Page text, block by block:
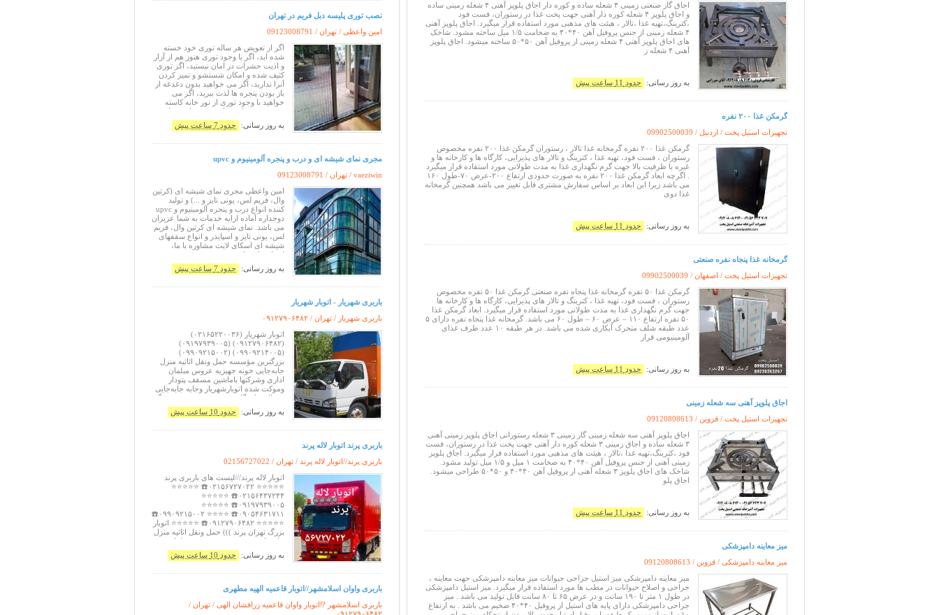
اجاق گاز صنعتی زمینی ۴ شعله ساده و کوره دار اجاق پلوپز آهنی ۴ شعله زمینی ساده
و اجاق پلوپز ۴ شعله کوره دار آهنی جهت پخت غذا در رستوران، فست فود
،کترینگ،تهیه غذا ،تالار ، هیئت های مذهبی مورد استفاده قرار میگیرد. اجاق پلوپز آهنی
۴ شعله زمینی از جنس پروفیل آهن ۴۰*۴۰ به ضخامت ۱/۵ میل ساخته مشود. شاخک
های اجاق پلوپز آهنی ۴ شعله زمینی از پروفیل آهن ۵۰*۵۰ ساخته میشود. اجاق پلوپز
آهنی ۴ شعله ز
به روز رسانی: حدود 11 ساعت پیش
گرمکن غذا ۲۰۰ نفره
تجهیزات استیل پخت / اردبیل / 09902500039
گرمکن غذا ۲۰۰ نفره گرمخانه غذا تالار ، رستوران گرمکن غذا ۲۰۰ نفره مخصوص
رستوران ، فست فود، تهیه غذا ، کترینگ و تالار های پذیرایی، کارگاه ها و کارخانه ها و
غیره با ظرفیت بالا جهت گرم نگهداری غذا به مدت طولانی مورد استفاده قرار میگیرد
. اگرچه ابعاد گرمکن غذا ۲۰۰ نفره به صورت حدودی ارتفاع ۲۰۰-عرض ۷۰-طول ۱۶۰
می باشد زیرا این ابعاد بر اساس سفارش مشتری قابل تغییر می باشد همچنین گرمخانه
غذا دوی
به روز رسانی: حدود 11 ساعت پیش
گرمخانه غذا پنجاه نفره صنعتی
تجهیزات استیل پخت / اصفهان / 09902500039
گرمکن غذا ۵۰ نفره گرمخانه غذا پنجاه نفره صنعتی گرمکن غذا ۵۰ نفره مخصوص
رستوران ، فست فود، تهیه غذا ، کترینگ و تالار های پذیرایی، کارگاه ها و کارخانه ها
جهت گرم نگهداری غذا به مدت طولانی مورد استفاده قرار میگیرد. ابعاد گرمکن غذا
۵۰ نفره ارتفاع ۱۱۰ – عرض ۶۰ – طول ۶۰ می باشد. گرمخانه غذا پنجاه نفره دارای ۵
عدد طبقه شلف متحرک آبکاری شده می باشد. در هر طبقه ۱۰ عدد ظرف غذای
آلومینیومی قرار
به روز رسانی: حدود 11 ساعت پیش
اجاق پلوپز آهنی سه شعله زمینی
تجهیزات استیل پخت / قزوین / 09120808613
اجاق پلوپز آهنی سه شعله زمینی گاز زمینی ۳ شعله رستورانی اجاق پلوپز زمینی آهنی
۳ شعله ساده و اجاق زمینی ۳ شعله کوره دار آهنی جهت پخت غذا در رستوران، فست
فود ،کترینگ،تهیه غذا ،تالار ، هیئت های مذهبی مورد استفاده قرار میگیرد. اجاق پلوپز
زمینی آهنی از جنس پروفیل آهن ۴۰*۴۰ به ضخامت ۱ میل و ۱/۵ میل تولید مشود.
شاخک های اجاق پلوپز ۳ شعله آهنی از پروفیل آهن ۴۰*۴۰ و ۵۰*۵۰ طراحی میشود.
اجاق پلو
به روز رسانی: حدود 11 ساعت پیش
میز معاینه دامپزشکی
میز معاینه دامپزشکی / قزوین / 09120808613
میز معاینه دامپزشکی میز استیل جراحی حیوانات میز معاینه دامپزشکی جهت معاینه ،
جراحی و اصلاح حیوانات در مطب ها مورد استفاده قرار میگیرد. میز استیل دامپزشکی
در طول ۱ متر تا ۱۹۰ سانت و در عرض ۶۵ تا ۸۰ سانت قابل تولید می باشد . میز
جراحی دامپزشکی دارای پایه های استیل از پروفیل ۴۰*۴۰ ضخیم می باشد . به ارتفاع
نصب توری پلیسه دبل فریم در تهران
امین واعظی / تهران / 09123008791
اگر از تعویض هر ساله توری خود خسته
شده اید، اگر با وجود توری هنوز هم از آزار
و اذیت حشرات در امان نیستید، اگر توری
کثیف شده و امکان شستشو و تمیز کردن
آنرا ندارید، اگر می خواهید بدون دغدغه از
باز بودن پنجره ها لذت ببرید، اگر می
خواهید با وجود توری از نور خانه کاسته
نشود و به زیبایی نما و پنجره های شما
آسیبی نرسد: ما به شما توری پلیسه دبل
فریم با تنوع رنگی بالا را پیشنهاد می کنیم
به روز رسانی: حدود 7 ساعت پیش
مجری نمای شیشه ای و درب و پنجره آلومینیوم و upvc
vaeziwin / تهران /
09123008791
امین واعظی مجری نمای شیشه ای (کرتین
وال، فریم لس، یونی تایز و ...) و تولید
کننده انواع درب و پنجره آلومینیوم و upvc
دوجداره آماده ارایه خدمات به شما عزیزان
می باشد. نمای شیشه ای کرتین وال، فریم
لس، یونی تایز و اسپایدر و انواع سقفهای
شیشه ای اسکای لایت مشاوره با ما،
انتخاب با شما
به روز رسانی:
حدود 7 ساعت پیش
باربری شهریار - اتوبار شهریار
باربری شهریار / تهران / ۰۹۱۲۷۹۰۶۴۸۲
اتوبار شهریار (۰۲۱۶۵۲۲۰۰۳۶)
(۰۹۱۲۷۹۰۶۴۸۲) (۰۹۱۹۷۹۳۹۰۰۵)
(۰۹۹۰۹۲۱۴۰۰۵) (۰۹۹۰۹۲۱۵۰۰۲)
بزرگترین مؤسسه حمل ونقل اثاثیه منزل
جابه‌جایی خونه جهیزیه عروس مبلمان
اداری وشرکتها باماشین مسقف پتودار
وموکت شده اتوبارشهریار وجابه جابه‌جایی
یخچال ساید گاوصندوق بوفعه شیشه بزرگ
پیانو تردمیل وغیره اتوبار شهریار باکارگران
آذری زبان وخوش اخلاق بسته‌بندی تضمینی
به روز رسانی: حدود 10 ساعت پیش
باربری پرند اتوبار لاله پرند
باربری پرند//اتوبار لاله پرند / تهران / 02156727022
اتوبار لاله پرند///لیست های باربری پرند
⭐⭐⭐⭐⭐ ۰۲۱۵۶۷۲۷۰۲۲☎️ ⭐⭐⭐⭐⭐
۰۲۱۵۶۴۳۷۲۴۴☎️ ⭐⭐⭐⭐⭐
۰۹۱۹۷۹۳۹۰۰۵☎️ ⭐⭐⭐⭐⭐
۰۹۰۵۴۶۳۱۷۱۱☎️ ⭐⭐⭐⭐ ۰۹۹۰۹۲۱۵۰۰۲☎️
⭐⭐⭐⭐⭐ ۰۹۱۲۷۹۰۶۴۸۲☎️ ⭐⭐⭐⭐⭐ اتوبار
بزرگ تهران پرند ))) حمل ونقل اثاثیه منزل
جابه‌جایی خونه جهیزیه عروس مبلمان
اداری وشرکتها باماشین مسقف پتودار
وموکت شده خاور نیسان وانت کامیون
به روز رسانی: حدود 10 ساعت پیش
باربری واوان اسلامشهر//اتوبار قاعمیه الهیه مطهری
باربری اسلامشهر ⁉️اتوبار واوان قاعمیه زرافشان الهی / تهران /